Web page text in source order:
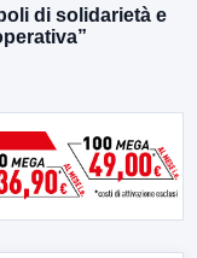
di solidarietà e